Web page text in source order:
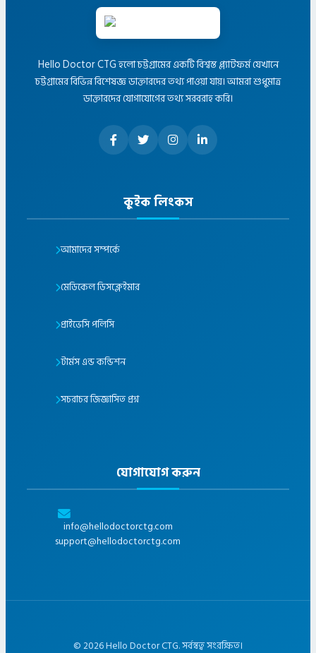
Hello Doctor CTG হলো চট্টগ্রামের একটি বিশ্বস্ত প্ল্যাটফর্ম যেখানে
চট্টগ্রামের বিভিন্ন বিশেষজ্ঞ ডাক্তারদের তথ্য পাওয়া যায়। আমরা শুধুমাত্র
ডাক্তারদের যোগাযোগের তথ্য সরবরাহ করি।
কুইক লিংকস
আমাদের সম্পর্কে
মেডিকেল ডিসক্লেইমার
প্রাইভেসি পলিসি
টার্মস এন্ড কন্ডিশন
সচরাচর জিজ্ঞাসিত প্রশ্ন
যোগাযোগ করুন
info@hellodoctorctg.com
support@hellodoctorctg.com
©2026Hello Doctor CTG. সর্বস্বত্ব সংরক্ষিত।